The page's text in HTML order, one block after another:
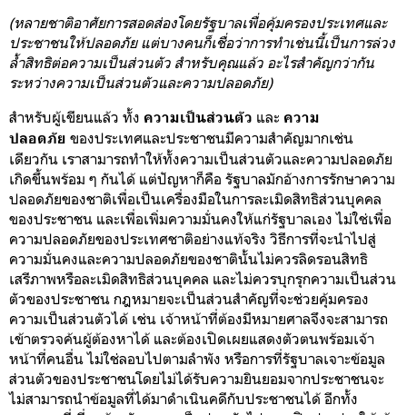
(หลายชาติอาศัยการสอดส่องโดยรัฐบาลเพื่อคุ้มครองประเทศและ
ประชาชนให้ปลอดภัย แต่บางคนก็เชื่อว่าการทำเช่นนี้เป็นการล่วง
ล้ำสิทธิต่อความเป็นส่วนตัว สำหรับคุณแล้ว อะไรสำคัญกว่ากัน
ระหว่างความเป็นส่วนตัวและความปลอดภัย)
สำหรับผู้เขียนแล้ว ทั้ง ความเป็นส่วนตัว และ ความ
ปลอดภัย ของประเทศและประชาชนมีความสำคัญมากเช่น
เดียวกัน เราสามารถทำให้ทั้งความเป็นส่วนตัวและความปลอดภัย
เกิดขึ้นพร้อม ๆ กันได้ แต่ปัญหาก็คือ รัฐบาลมักอ้างการรักษาความ
ปลอดภัยของชาติเพื่อเป็นเครื่องมือในการละเมิดสิทธิส่วนบุคคล
ของประชาชน และเพื่อเพิ่มความมั่นคงให้แก่รัฐบาลเอง ไม่ใช่เพื่อ
ความปลอดภัยของประเทศชาติอย่างแท้จริง วิธีการที่จะนำไปสู่
ความมั่นคงและความปลอดภัยของชาตินั้นไม่ควรลิดรอนสิทธิ
เสรีภาพหรือละเมิดสิทธิส่วนบุคคล และไม่ควรบุกรุกความเป็นส่วน
ตัวของประชาชน กฎหมายจะเป็นส่วนสำคัญที่จะช่วยคุ้มครอง
ความเป็นส่วนตัวได้ เช่น เจ้าหน้าที่ต้องมีหมายศาลจึงจะสามารถ
เข้าตรวจค้นผู้ต้องหาได้ และต้องเปิดเผยแสดงตัวตนพร้อมเจ้า
หน้าที่คนอื่น ไม่ใช่ลอบไปตามลำพัง หรือการที่รัฐบาลเจาะข้อมูล
ส่วนตัวของประชาชนโดยไม่ได้รับความยินยอมจากประชาชนจะ
ไม่สามารถนำข้อมูลที่ได้มาดำเนินคดีกับประชาชนได้ อีกทั้ง